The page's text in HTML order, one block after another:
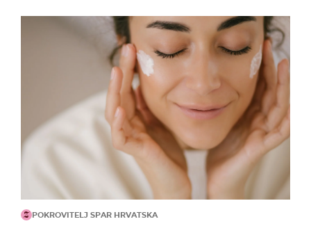
POKROVITELJ SPAR HRVATSKA